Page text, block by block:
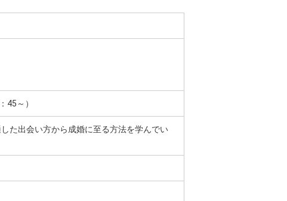
45～）
た出会い方から成婚に至る方法を学んでい